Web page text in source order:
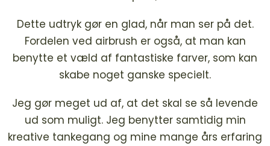
Dette udtryk gør en glad, når man ser på det.
Fordelen ved airbrush er også, at man kan
benytte et væld af fantastiske farver, som kan
skabe noget ganske specielt.
Jeg gør meget ud af, at det skal se så levende
ud som muligt. Jeg benytter samtidig min
kreative tankegang og mine mange års erfaring